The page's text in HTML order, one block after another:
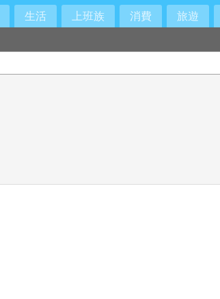
生活 上班族 消費 旅遊